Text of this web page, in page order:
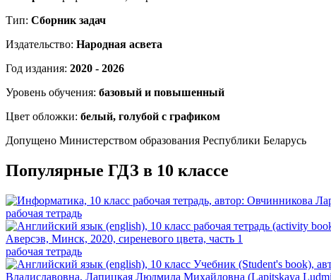
Тип: Сборник задач
Издательство: Народная асвета
Год издания: 2020 - 2026
Уровень обучения: базовый и повышенный
Цвет обложки: белый, голубой с графиком
Допущено Министерством образования Республики Беларусь
Популярные ГДЗ в 10 классе
рабочая тетрадь
рабочая тетрадь